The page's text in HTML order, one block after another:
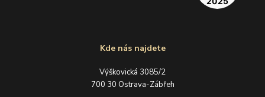
Kde nás najdete
Výškovická 3085/2
700 30 Ostrava-Zábřeh